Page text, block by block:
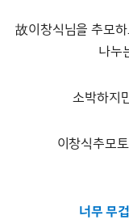
故이창식님을 추모
나누
소박하지
이창식추모
너무 무